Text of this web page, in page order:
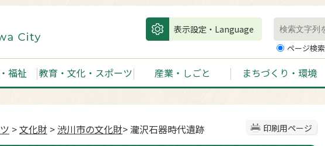
表示設定・Language
ページ検索
福祉 教育・文化・スポーツ 産業・しごと まちづくり・環境
印刷用ページ
>文化財 > 渋川市の文化財> 瀧沢石器時代遺跡